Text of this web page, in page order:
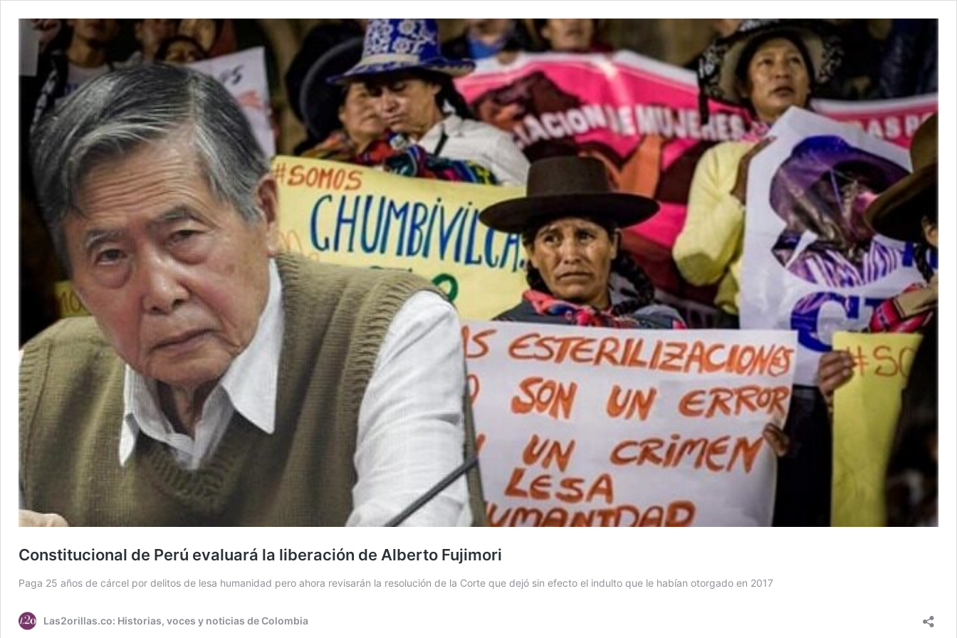
Constitucional de Perú evaluará la liberación de Alberto Fujimori
Paga 25 años de cárcel por delitos de lesa humanidad pero ahora revisarán la resolución de la Corte que dejó sin efecto el indulto que le habían otorgado en 2017
Las2orillas.co: Historias, voces y noticias de Colombia